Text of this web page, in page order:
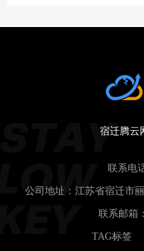
宿迁腾云
联系电
公司地址：江苏省宿迁市
联系邮箱：
TAG标签